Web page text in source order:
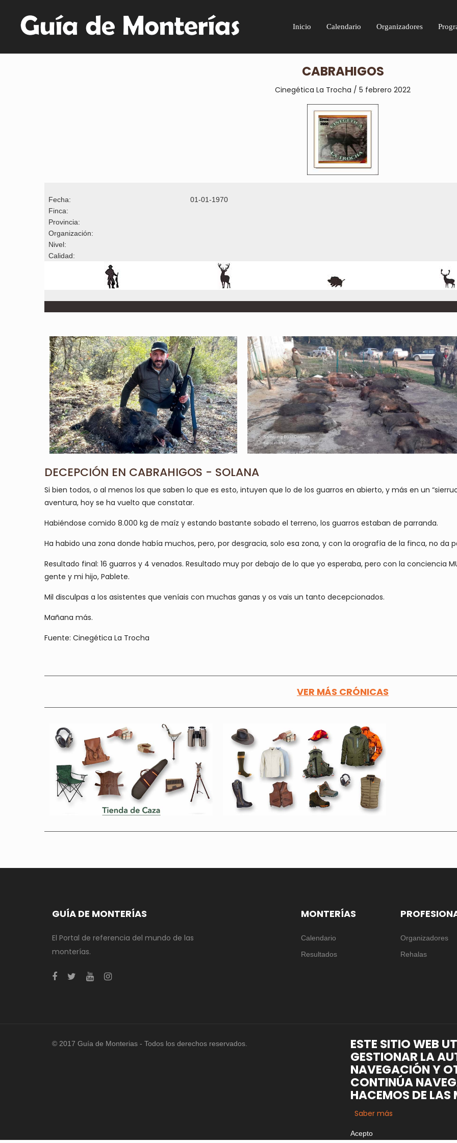
Inicio Calendario Organizadores
CABRAHIGOS
Cinegética La Trocha / 5 febrero 2022
Fecha:
01-01-1970
Finca:
Provincia:
Organización:
Nivel:
Calidad:
DECEPCIÓN EN CABRAHIGOS - SOLANA
Si bien todos, o al menos los que saben lo que es esto, intuyen que lo de los guarros en abierto, y más en un
aventura, hoy se ha vuelto que constatar.
Habiéndose comido 8.000 kg de maíz y estando bastante sobado el terreno, los guarros estaban de parranda.
Ha habido una zona donde había muchos, pero, por desgracia, solo esa zona, y con la orografía de la finca, no da
Resultado final: 16 guarros y 4 venados. Resultado muy por debajo de lo que yo esperaba, pero con la conciencia
gente y mi hijo, Pablete.
Mil disculpas a los asistentes que veníais con muchas ganas y os vais un tanto decepcionados.
Mañana más.
Fuente: Cinegética La Trocha
VER MÁS CRÓNICAS
GUÍA DE MONTERÍAS
El Portal de referencia del mundo de las
monterías.
MONTERÍAS
Calendario
Resultados
Organizadores
Rehalas
© 2017 Guía de Monterias - Todos los derechos reservados. ESTE SITIO WEB
GESTIONAR LA
NAVEGACIÓN Y
CONTINÚA
HACEMOS DE LAS
Saber más
Acepto